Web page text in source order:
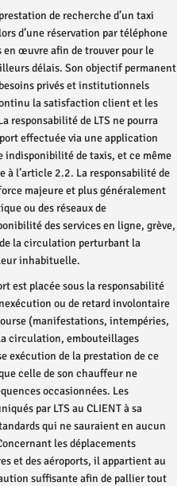
de recherche d’un taxi
d’une réservation par téléphone
en œuvre afin de trouver pour le
délais. Son objectif permanent
privés et institutionnels
la satisfaction client et les
responsabilité de LTS ne pourra
effectuée via une application
indisponibilité de taxis, et ce même
à l’article 2.2. La responsabilité de
majeure et plus généralement
ou des réseaux de
des services en ligne, grève,
la circulation perturbant la
inhabituelle.
est placée sous la responsabilité
ou de retard involontaire
(manifestations, intempéries,
circulation, embouteillages
exécution de la prestation de ce
celle de son chauffeur ne
occasionnées. Les
par LTS au CLIENT à sa
qui ne sauraient en aucun
les déplacements
et des aéroports, il appartient au
suffisante afin de pallier tout